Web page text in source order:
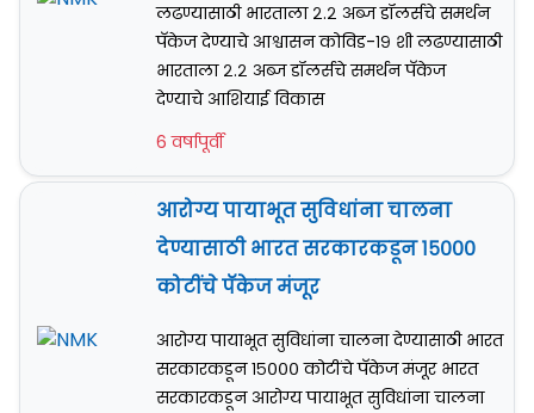
लढण्यासाठी भारताला २.२ अब्ज डॉलर्सचे समर्थन
पॅकेज देण्याचे आश्वासन कोविड-१९ शी लढण्यासाठी
भारताला २.२ अब्ज डॉलर्सचे समर्थन पॅकेज
देण्याचे आशियाई विकास
6 वर्षापूर्वी
आरोग्य पायाभूत सुविधांना चालना
देण्यासाठी भारत सरकारकडून १५०००
कोटींचे पॅकेज मंजूर
आरोग्य पायाभूत सुविधांना चालना देण्यासाठी भारत
सरकारकडून १५००० कोटींचे पॅकेज मंजूर भारत
सरकारकडून आरोग्य पायाभूत सुविधांना चालना